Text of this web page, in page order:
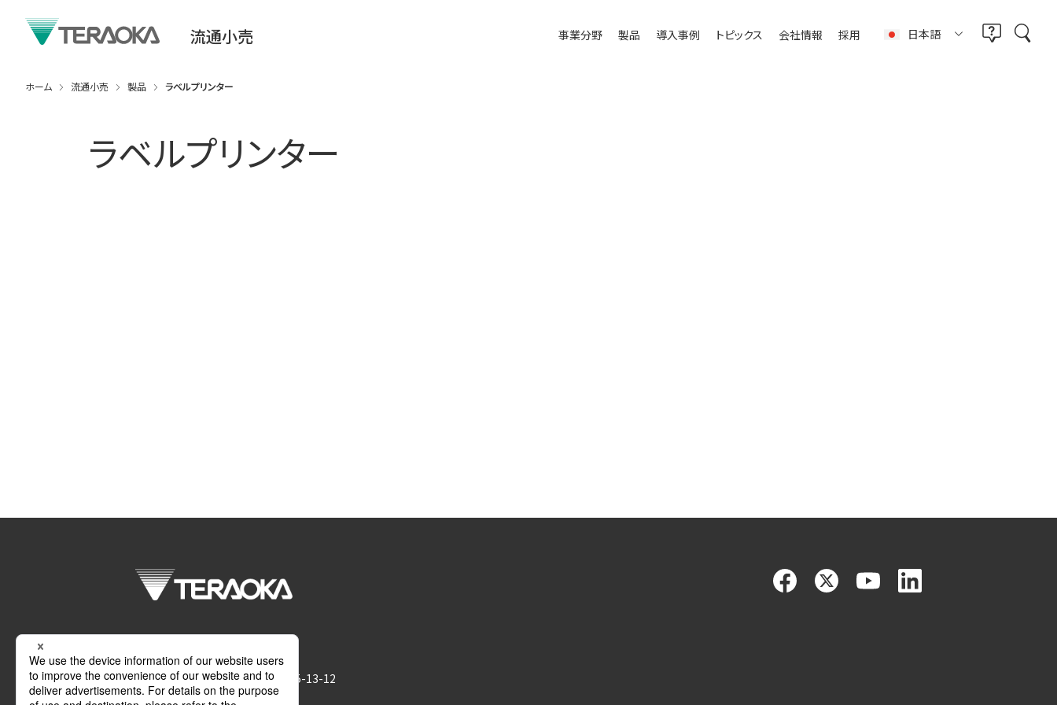
流通小売 事業分野 製品 導入事例 トピックス 会社情報 採用 日本語
ホーム 流通小売 製品 ラベルプリンター
ラベルプリンター
〒146-8580 東京都大田区久が原5-13-12